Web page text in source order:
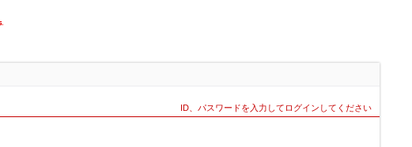
ID、パスワードを入力してログインしてください